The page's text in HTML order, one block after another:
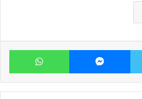
تويتر ماسنجر